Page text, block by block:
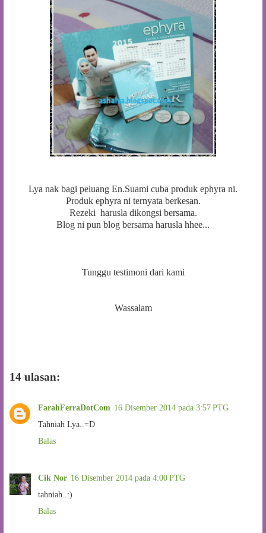
Lya nak bagi peluang En.Suami cuba produk ephyra ni.
Produk ephyra ni ternyata berkesan.
Rezeki harusla dikongsi bersama.
Blog ni pun blog bersama harusla hhee...
Tunggu testimoni dari kami
Wassalam
14 ulasan:
FarahFerraDotCom 16 Disember 2014 pada 3:57 PTG
Tahniah Lya..=D
Balas
Cik Nor 16 Disember 2014 pada 4:00 PTG
tahniah..:)
Balas